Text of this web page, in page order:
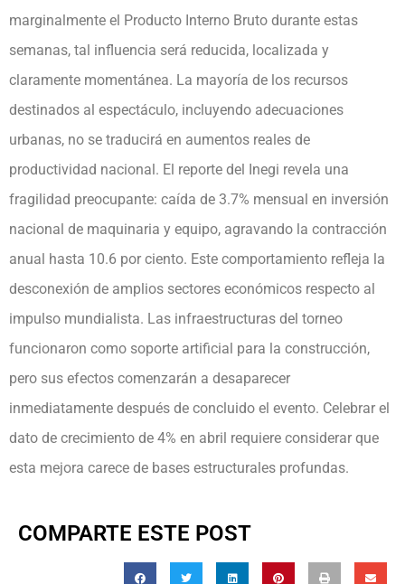
marginalmente el Producto Interno Bruto durante estas
semanas, tal influencia será reducida, localizada y
claramente momentánea. La mayoría de los recursos
destinados al espectáculo, incluyendo adecuaciones
urbanas, no se traducirá en aumentos reales de
productividad nacional. El reporte del Inegi revela una
fragilidad preocupante: caída de 3.7% mensual en inversión
nacional de maquinaria y equipo, agravando la contracción
anual hasta 10.6 por ciento. Este comportamiento refleja la
desconexión de amplios sectores económicos respecto al
impulso mundialista. Las infraestructuras del torneo
funcionaron como soporte artificial para la construcción,
pero sus efectos comenzarán a desaparecer
inmediatamente después de concluido el evento. Celebrar el
dato de crecimiento de 4% en abril requiere considerar que
esta mejora carece de bases estructurales profundas.
COMPARTE ESTE POST